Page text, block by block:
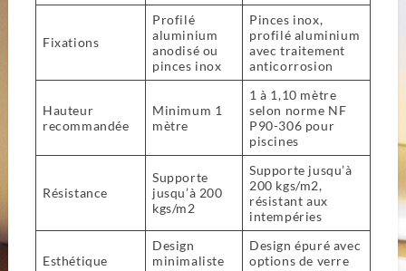
Fixations
Profilé
aluminium
anodisé ou
pinces inox
Pinces inox,
profilé aluminium
avec traitement
anticorrosion
Hauteur
recommandée
Minimum 1
mètre
1 à 1,10 mètre
selon norme NF
P90-306 pour
piscines
Résistance
Supporte
jusqu’à 200
kgs/m2
Supporte jusqu’à
200 kgs/m2,
résistant aux
intempéries
Esthétique
Design
minimaliste
Design épuré avec
options de verre